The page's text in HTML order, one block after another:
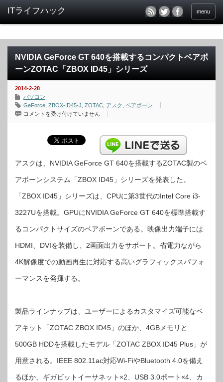
menu
NVIDIA GeForce GT 640を搭載するコンパクトベアボ
ーンZOTAC「ZBOX ID45」シリーズ
2014-2-28
パソコン
GeForce ZBOX-ID45-J ZOTAC アスク
ベアボーン
NVIDIA
る
コ
パ
ク
ベ
ボ
ー
ZOTAC「ZBOX
ID45」
リ
は
コメントを受け付けていません
アスクは、NVIDIA GeForce GT 640を搭載するZOTAC製のベ
アボーンシステム「ZBOX ID45」シリーズを発表した。
「ZBOX ID45」シリーズは、CPUに第3世代のIntel Core i3-
3227Uを搭載。GPUにNVIDIA GeForce GT 640を標準搭載す
るコンパクトサイズのベアボーンである。映像出力端子には
HDMI、DVIを装備し、2画面出力をサポート。省電力ながら
4K解像度での動画再生に対応する高いグラフィックスパフォ
ーマンスを発揮する。
製品ラインナップは、ユーザーによるカスタマイズ可能なベ
アキット「ZOTAC ZBOX ID45」のほか、4GBメモリと
500GB HDDを搭載したモデル「ZOTAC ZBOX ID45 Plus」が
用意される。IEEE 802.11ac対応Wi-FiやBluetooth 4.0を備え
るほか、ギガビットイーサネット×2、USB 3.0ポート×4、カ